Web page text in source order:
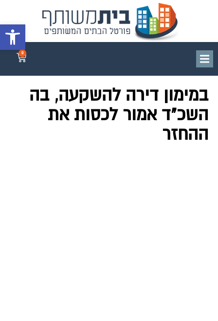
פתח
0
במימון דירה להשקעה, בה
השכ"ד אמור לכסות את
ההחזר